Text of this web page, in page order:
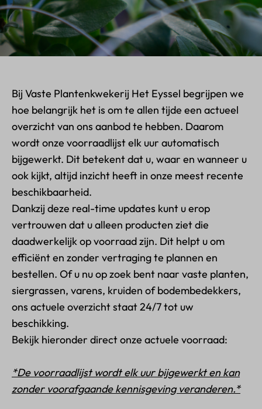
Bij Vaste Plantenkwekerij Het Eyssel begrijpen we
hoe belangrijk het is om te allen tijde een actueel
overzicht van ons aanbod te hebben. Daarom
wordt onze voorraadlijst elk uur automatisch
bijgewerkt. Dit betekent dat u, waar en wanneer u
ook kijkt, altijd inzicht heeft in onze meest recente
beschikbaarheid.
Dankzij deze real-time updates kunt u erop
vertrouwen dat u alleen producten ziet die
daadwerkelijk op voorraad zijn. Dit helpt u om
efficiënt en zonder vertraging te plannen en
bestellen. Of u nu op zoek bent naar vaste planten,
siergrassen, varens, kruiden of bodembedekkers,
ons actuele overzicht staat 24/7 tot uw
beschikking.
Bekijk hieronder direct onze actuele voorraad:
*De voorraadlijst wordt elk uur bijgewerkt en kan
zonder voorafgaande kennisgeving veranderen.*